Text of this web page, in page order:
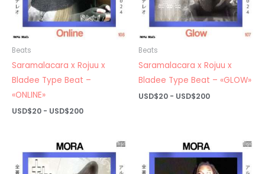
Beats
Saramalacara x Rojuu x
Bladee Type Beat –
«ONLINE»
USD$20 - USD$200Rango
USD$20
hasta
USD$200
Beats
Saramalacara x Rojuu x
Bladee Type Beat – «GLOW»
USD$20 - USD$200Rango
USD$200